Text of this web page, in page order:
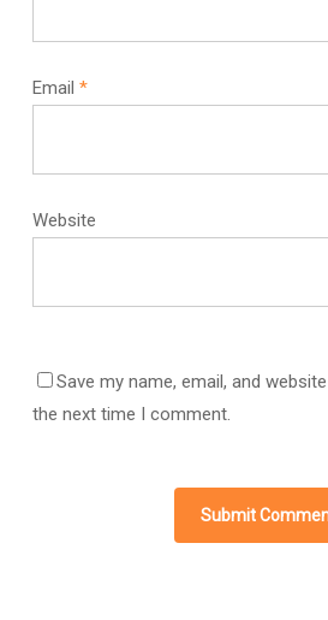
Email *
Website
Save my name, email, and
the next time I comment.